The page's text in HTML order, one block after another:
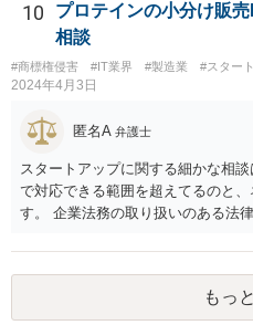
10
プロテインの小分け販
相談
#商標権侵害 #IT業界 #製造業 #スター
2024年4月3日
匿名A 弁護士
スタートアップに関する細かな相
で対応できる範囲を超えてるのと
す。 企業法務の取り扱いのある法
す。
もっ